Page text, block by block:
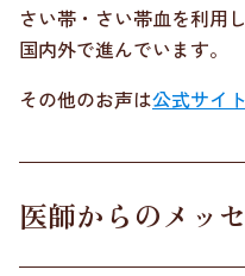
さい帯・さい帯血を利用
国内外で進んでいます。
その他のお声は公式サイト
医師からのメッ